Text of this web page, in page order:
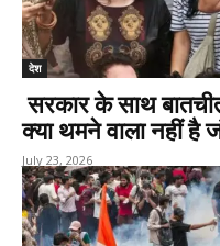
देश
सरकार के साथ
क्या थमने वाला नहीं
July 23, 2026